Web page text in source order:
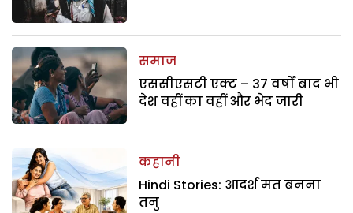
समाज
एससीएसटी एक्ट – 37 वर्षों बाद भी
देश वहीं का वहीं और भेद जारी
कहानी
Hindi Stories: आदर्श मत बनना
तनु